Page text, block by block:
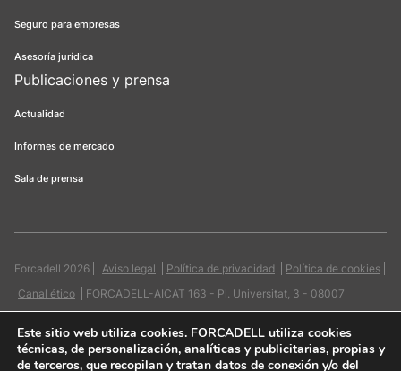
Seguro para empresas
Asesoría jurídica
Publicaciones y prensa
Actualidad
Informes de mercado
Sala de prensa
Forcadell 2026 Aviso legal Política de privacidad
Política de cookies
Canal ético
FORCADELL-AICAT 163 - Pl. Universitat, 3 - 08007
Este sitio web utiliza cookies. FORCADELL utiliza cookies
técnicas, de personalización, analíticas y publicitarias, propias y
de terceros, que recopilan y tratan datos de conexión y/o del